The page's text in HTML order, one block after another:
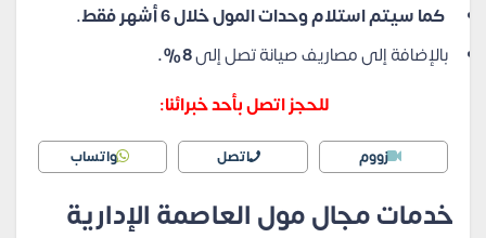
كما سيتم استلام وحدات المول خلال 6 أشهر فقط.
بالإضافة إلى مصاريف صيانة تصل إلى
للحجز اتصل بأحد خبرائنا:
زووم اتصل واتساب
خدمات مجال مول العاصمة الإدارية